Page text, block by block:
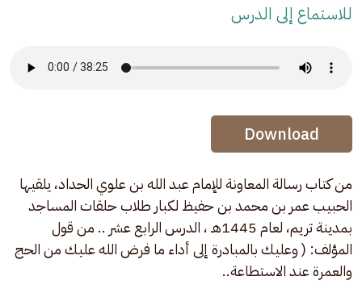
للاستماع إلى الدرس
Audio Stream
Audio Stream
Download
من كتاب رسالة المعاونة للإمام عبد الله بن علوي الحداد، يلقيها
الحبيب عمر بن محمد بن حفيظ لكبار طلاب حلقات المساجد
بمدينة تريم، لعام 1445هـ ، الدرس الرابع عشر .. من قول
المؤلف: ( وعليك بالمبادرة إلى أداء ما فرض الله عليك من الحج
والعمرة عند الاستطاعة..